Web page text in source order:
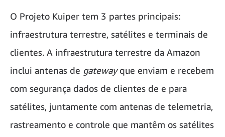
O Projeto Kuiper tem 3 partes principais:
infraestrutura terrestre, satélites e terminais de
clientes. A infraestrutura terrestre da Amazon
inclui antenas de gatewayque enviam e recebem
com segurança dados de clientes de e para
satélites, juntamente com antenas de telemetria,
rastreamento e controle que mantêm os satélites